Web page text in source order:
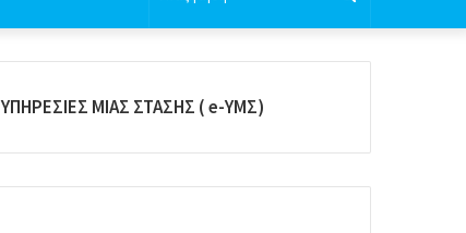
ΥΠΗΡΕΣΙΕΣ ΜΙΑΣ ΣΤΑΣΗΣ ( e-ΥΜΣ)